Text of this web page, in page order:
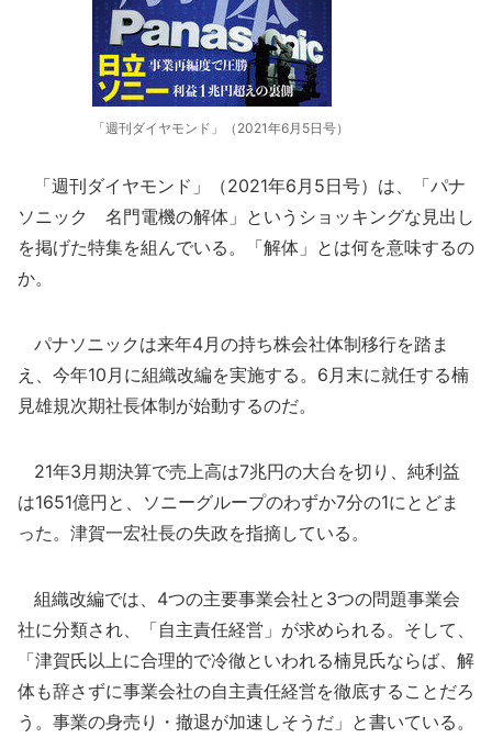
「週刊ダイヤモンド」（2021年6月5日号）
「週刊ダイヤモンド」（2021年6月5日号）は、「パナ
ソニック 名門電機の解体」というショッキングな見出し
を掲げた特集を組んでいる。「解体」とは何を意味するの
か。
パナソニックは来年4月の持ち株会社体制移行を踏ま
え、今年10月に組織改編を実施する。6月末に就任する楠
見雄規次期社長体制が始動するのだ。
21年3月期決算で売上高は7兆円の大台を切り、純利益
は1651億円と、ソニーグループのわずか7分の1にとどま
った。津賀一宏社長の失政を指摘している。
組織改編では、4つの主要事業会社と3つの問題事業会
社に分類され、「自主責任経営」が求められる。そして、
「津賀氏以上に合理的で冷徹といわれる楠見氏ならば、解
体も辞さずに事業会社の自主責任経営を徹底することだろ
う。事業の身売り・撤退が加速しそうだ」と書いている。